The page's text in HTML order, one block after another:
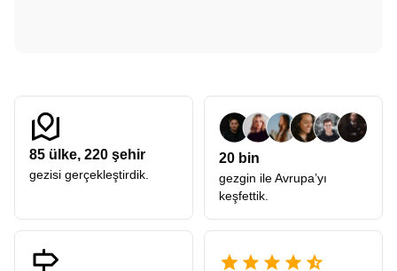
85 ülke, 220 şehir
gezisi gerçekleştirdik.
20 bin
gezgin ile Avrupa’yı
keşfettik.